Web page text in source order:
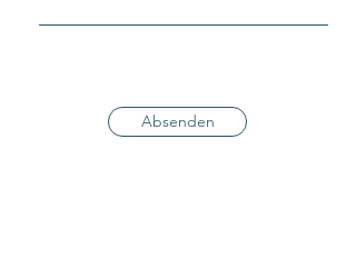
Absenden